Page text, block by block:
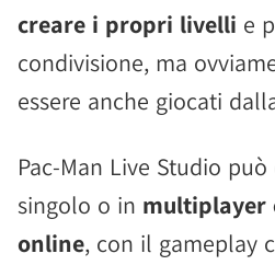
creare i propri livelli e
condivisione, ma
essere anche giocati
Pac-Man Live Studio
singolo o in multiplayer
online, con il gameplay